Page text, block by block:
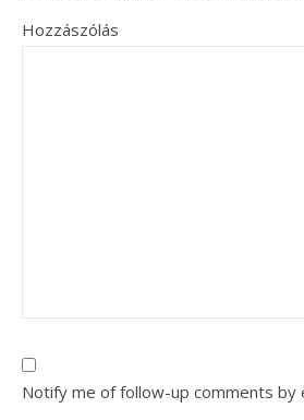
Hozzászólás
Notify me of follow-up comments by